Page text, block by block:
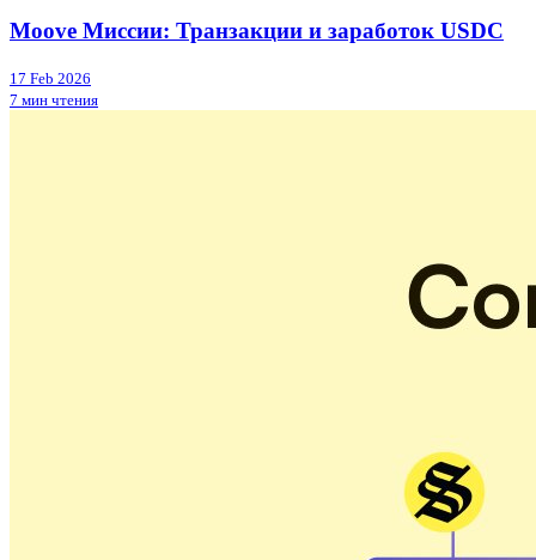
Moove Миссии: Транзакции и заработок USDC
17 Feb 2026
7 мин чтения